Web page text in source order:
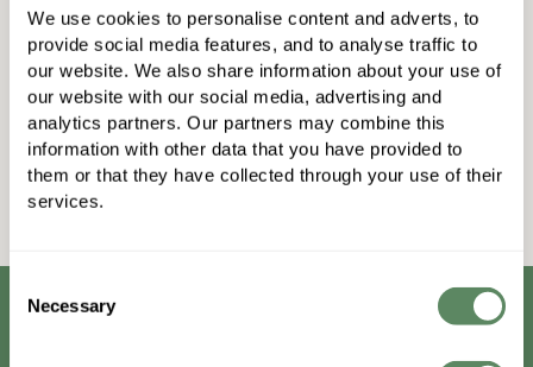
We use cookies to personalise content and adverts, to
provide social media features, and to analyse traffic to
our website. We also share information about your use of
our website with our social media, advertising and
analytics partners. Our partners may combine this
information with other data that you have provided to
them or that they have collected through your use of their
services.
Selection
Necessary